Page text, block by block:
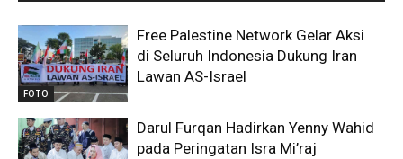
FOTO
Free Palestine Network Gelar Aksi
di Seluruh Indonesia Dukung Iran
Lawan AS-Israel
Darul Furqan Hadirkan Yenny Wahid
pada Peringatan Isra Mi’raj